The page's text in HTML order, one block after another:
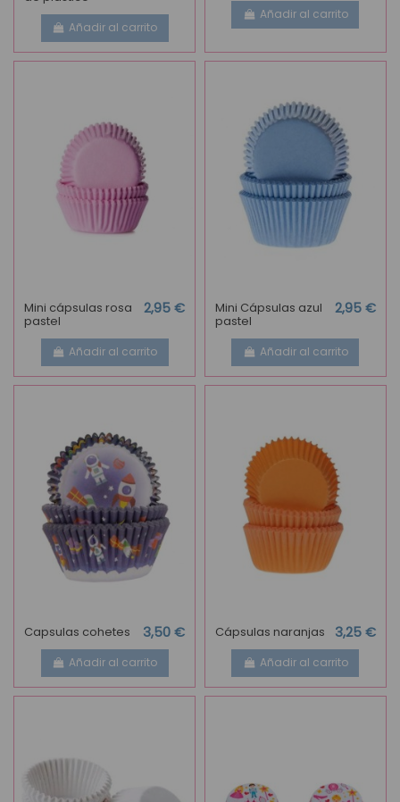
Añadir al carrito
Añadir al carrito
Mini cápsulas rosa
pastel
2,95 €
Añadir al carrito
Mini Cápsulas azul
pastel
2,95 €
Añadir al carrito
Capsulas cohetes 3,50 €
Añadir al carrito
Cápsulas naranjas 3,25 €
Añadir al carrito